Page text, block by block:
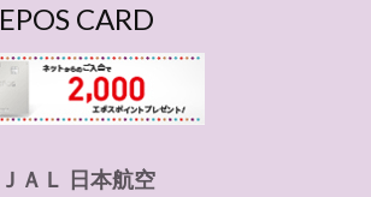
EPOS CARD
ＪＡＬ 日本航空